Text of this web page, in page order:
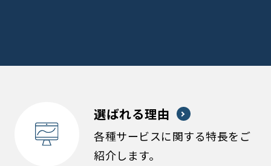
選ばれる理由
各種サービスに関する特長をご
紹介します。